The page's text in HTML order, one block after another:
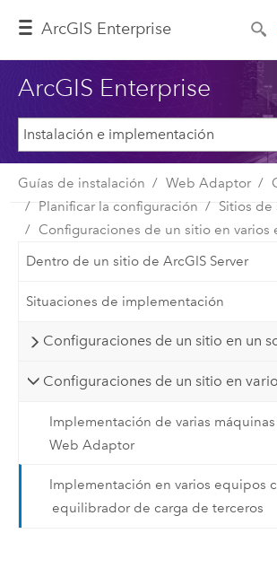
ArcGIS Enterprise
ArcGIS Enterprise
Guías de instalación Web Adaptor
Planificar la configuración
Sitios de
Configuraciones de un sitio en varios
Dentro de un sitio de ArcGIS Server
Situaciones de implementación
Configuraciones de un sitio en un
Configuraciones de un sitio en
Implementación de varias
Web Adaptor
Implementación en varios equipos
equilibrador de carga de terceros